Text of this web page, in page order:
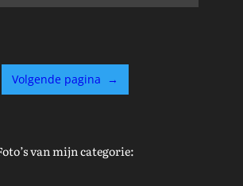
Volgende pagina →
van mijn categorie: